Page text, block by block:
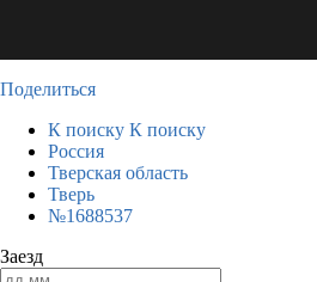
Поделиться
К поиску К поиску
Россия
Тверская область
Тверь
№1688537
Заезд